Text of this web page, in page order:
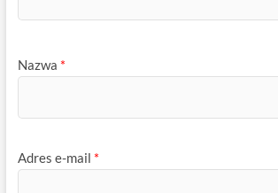
Nazwa *
Adres e-mail *